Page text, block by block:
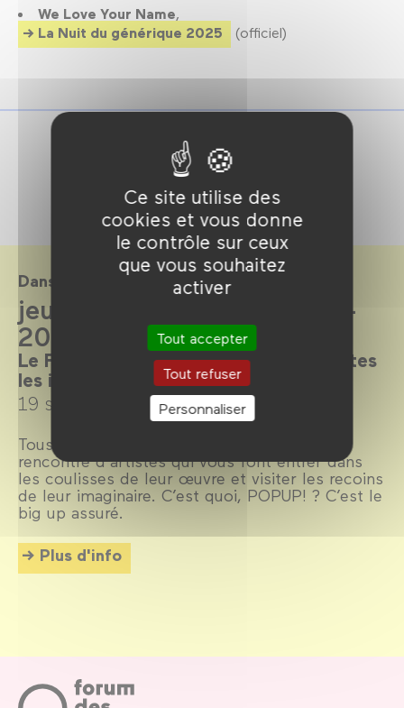
Ce site utilise des
cookies et vous donne
le contrôle sur ceux
que vous souhaitez
activer
Tout accepter
Tout refuser
Personnaliser
We Love Your Name,
La Nuit du générique 2025 (officiel)
Dans le cadre de
jeudi POPUP! saison 2024-
2025
Le Forum des images, le forum de toutes
les images.
19 septembre 2024 → 6 juillet 2025
Tous les jeudis, autour de 19h, venez à la
rencontre d’artistes qui vous font entrer dans
les coulisses de leur œuvre et visiter les recoins
de leur imaginaire. C’est quoi, POPUP! ? C’est le
big up assuré.
Plus d'info